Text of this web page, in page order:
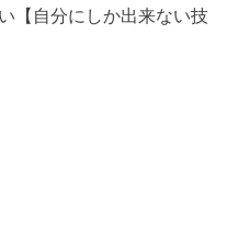
【自分にしか出来ない技